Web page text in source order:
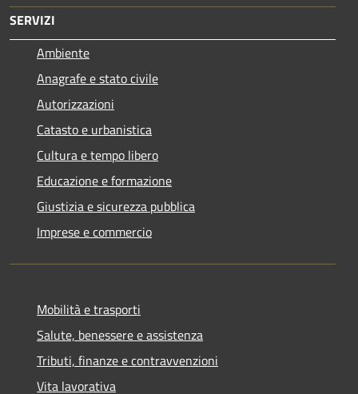
SERVIZI
Ambiente
Anagrafe e stato civile
Autorizzazioni
Catasto e urbanistica
Cultura e tempo libero
Educazione e formazione
Giustizia e sicurezza pubblica
Imprese e commercio
Mobilità e trasporti
Salute, benessere e assistenza
Tributi, finanze e contravvenzioni
Vita lavorativa